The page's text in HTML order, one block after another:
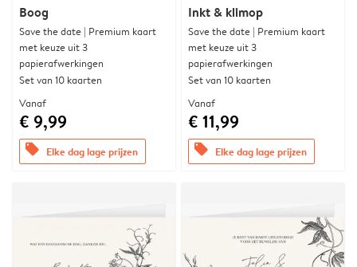
Boog
Save the date | Premium kaart
met keuze uit 3
papierafwerkingen
Set van 10 kaarten
Vanaf
€ 9,99
offers Elke dag lage prijzen
Inkt & klimop
Save the date | Premium kaart
met keuze uit 3
papierafwerkingen
Set van 10 kaarten
Vanaf
€ 11,99
offers Elke dag lage prijzen